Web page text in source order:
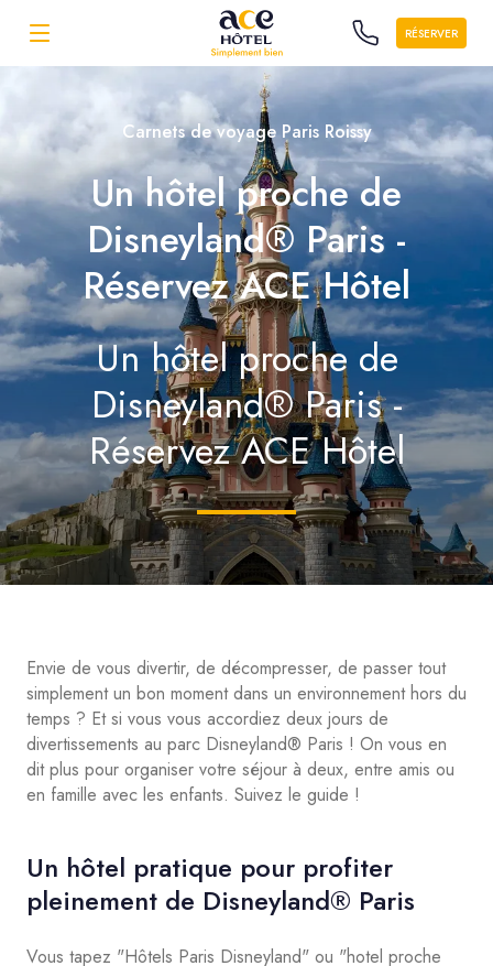
RÉSERVER
Carnets de voyage Paris Roissy
Un hôtel proche de
Disneyland® Paris -
Réservez ACE Hôtel
Un hôtel proche de
Disneyland® Paris -
Réservez ACE Hôtel
Envie de vous divertir, de décompresser, de passer tout
simplement un bon moment dans un environnement hors du
temps ? Et si vous vous accordiez deux jours de
divertissements au parc Disneyland® Paris ! On vous en
dit plus pour organiser votre séjour à deux, entre amis ou
en famille avec les enfants. Suivez le guide !
Un hôtel pratique pour profiter
pleinement de Disneyland® Paris
Vous tapez "Hôtels Paris Disneyland" ou "hotel proche